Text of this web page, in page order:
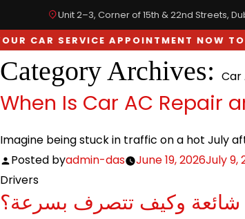
Unit 2–3, Corner of 15th & 22nd Streets,
CAR SERVICE APPOINTMENT NOW TO
SPECIALIZED IN
Category Archives: Car
When Is Car AC Repair
Imagine being stuck in traffic on a hot July
Posted byadmin-das June 19, 2026July 9,
Drivers